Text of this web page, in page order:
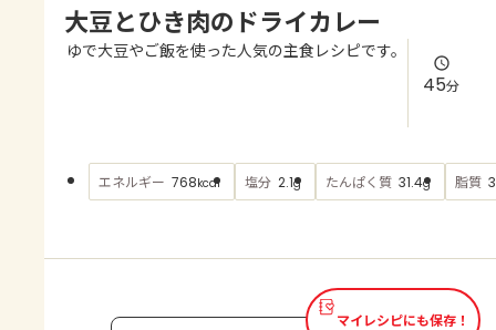
よくあるお問い合わせ
AJINOMOTO PARK とは
大豆とひき肉のドライカレー
ゆで大豆やご飯を使った人気の主食レシピです。
45分
エネルギー 768kcal 塩分 2.1g たんぱく質 31.4g 脂質
マイレシピにも保存！